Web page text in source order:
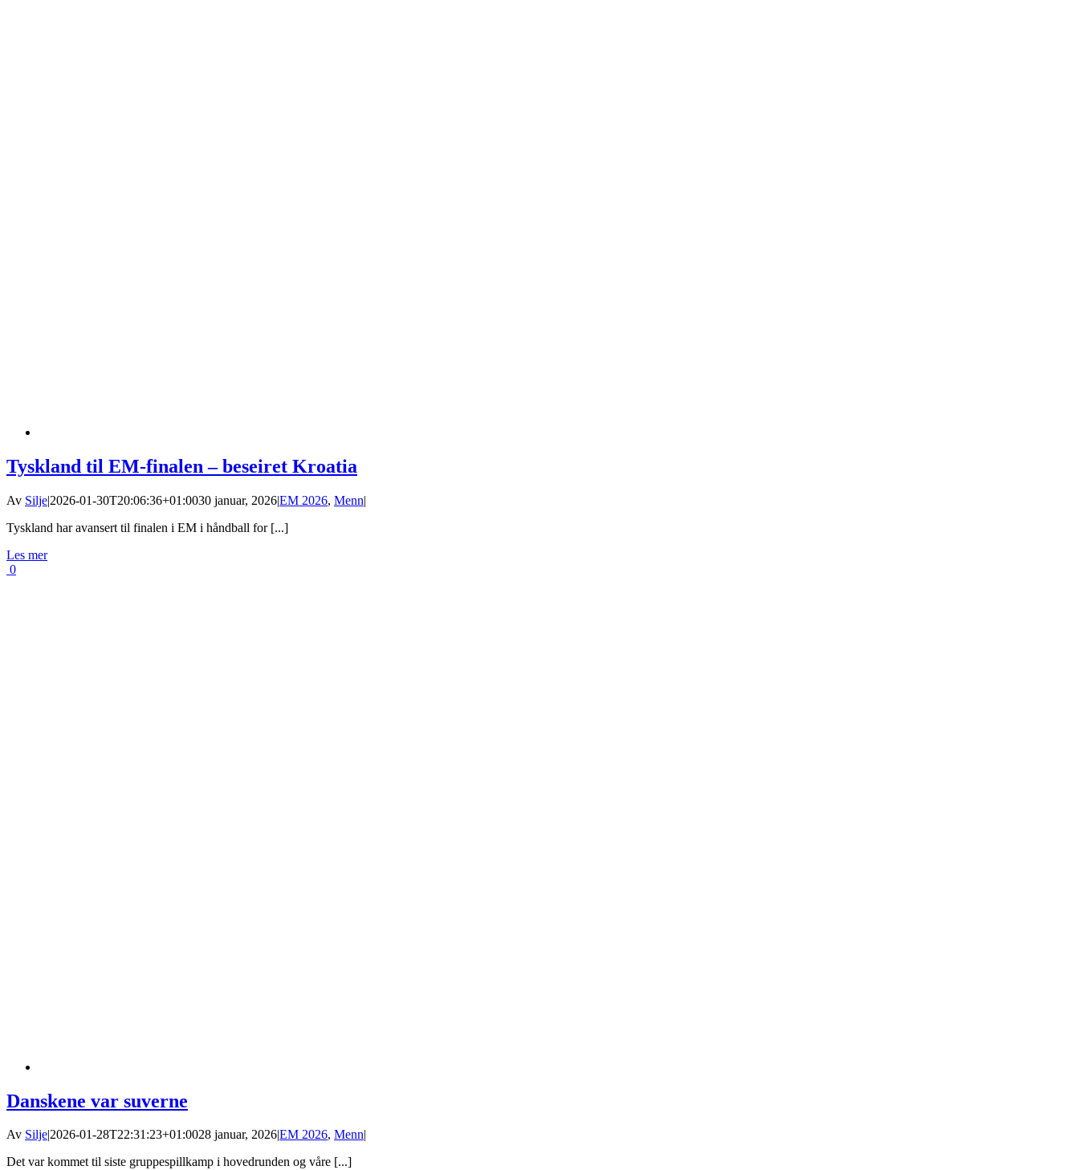
Tyskland til EM-finalen – beseiret Kroatia
Av Silje|2026-01-30T20:06:36+01:0030 januar, 2026|EM 2026, Menn|
Tyskland har avansert til finalen i EM i håndball for [...]
Les mer
0
Danskene var suverne
Av Silje|2026-01-28T22:31:23+01:0028 januar, 2026|EM 2026, Menn|
Det var kommet til siste gruppespillkamp i hovedrunden og våre [...]